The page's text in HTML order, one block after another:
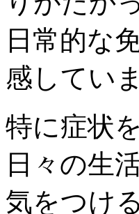
日常的な
感してい
特に症状
日々の生
気をつけ